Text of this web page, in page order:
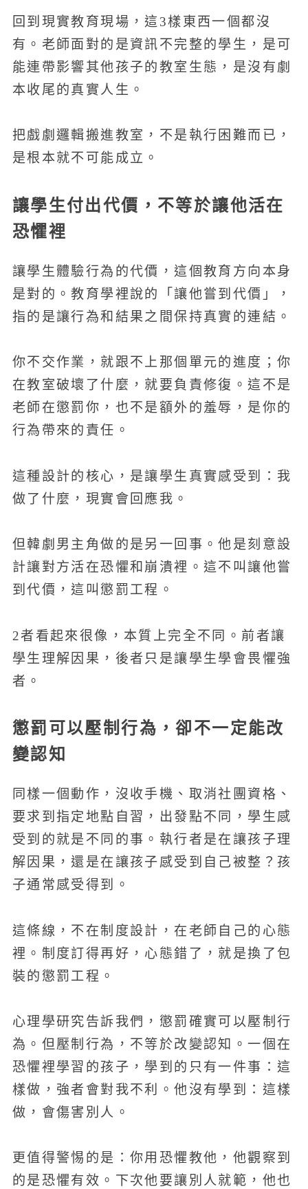
回到現實教育現場，這3樣東西一個都沒
有。老師面對的是資訊不完整的學生，是可
能連帶影響其他孩子的教室生態，是沒有劇
本收尾的真實人生。
把戲劇邏輯搬進教室，不是執行困難而已，
是根本就不可能成立。
讓學生付出代價，不等於讓他活在
恐懼裡
讓學生體驗行為的代價，這個教育方向本身
是對的。教育學裡說的「讓他嘗到代價」，
指的是讓行為和結果之間保持真實的連結。
你不交作業，就跟不上那個單元的進度；你
在教室破壞了什麼，就要負責修復。這不是
老師在懲罰你，也不是額外的羞辱，是你的
行為帶來的責任。
這種設計的核心，是讓學生真實感受到：我
做了什麼，現實會回應我。
但韓劇男主角做的是另一回事。他是刻意設
計讓對方活在恐懼和崩潰裡。這不叫讓他嘗
到代價，這叫懲罰工程。
2者看起來很像，本質上完全不同。前者讓
學生理解因果，後者只是讓學生學會畏懼強
者。
懲罰可以壓制行為，卻不一定能改
變認知
同樣一個動作，沒收手機、取消社團資格、
要求到指定地點自習，出發點不同，學生感
受到的就是不同的事。執行者是在讓孩子理
解因果，還是在讓孩子感受到自己被整？孩
子通常感受得到。
這條線，不在制度設計，在老師自己的心態
裡。制度訂得再好，心態錯了，就是換了包
裝的懲罰工程。
心理學研究告訴我們，懲罰確實可以壓制行
為。但壓制行為，不等於改變認知。一個在
恐懼裡學習的孩子，學到的只有一件事：這
樣做，強者會對我不利。他沒有學到：這樣
做，會傷害別人。
更值得警惕的是：你用恐懼教他，他觀察到
的是恐懼有效。下次他要讓別人就範，他也